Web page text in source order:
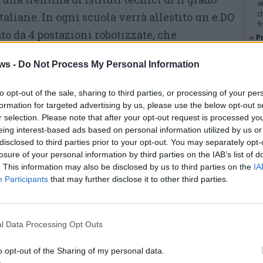
- Do Not Process My Personal Information
opt-out of the sale, sharing to third parties, or processing of your
for targeted advertising by us, please use the below opt-out
selection. Please note that after your opt-out request is processed
interest-based ads based on personal information utilized by us
to third parties prior to your opt-out. You may separately
of your personal information by third parties on the IAB’s list of
This information may also be disclosed by us to third parties on the
Participants that may further disclose it to other third parties.
Data Processing Opt Outs
opt-out of the Sharing of my personal data.
In ogni scuola verrà allestito un e.DO
da 4 postazioni robotizzate, che
e i docenti in laboratori didattici
del robot educativo e.DO di Comau.
Obiettivo di“e.DO Roadshow
2021”è quello di promuovere, in
partnership con le scuole, le
imprese e gli stakeholder locali,
lo studio di robotica e STEM
(Science, Technology,
Engineering and Mathematics),
materie ritenute fondamentali
Le sessioni di attività si propongono
»